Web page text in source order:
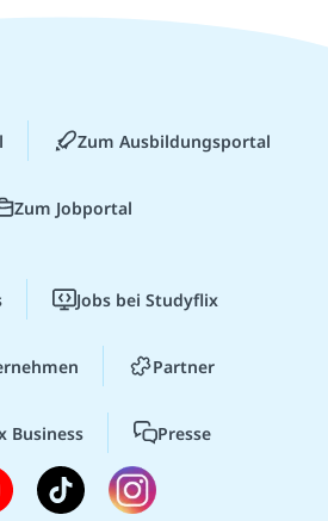
Zum Ausbildungsportal
Zum Jobportal
Jobs bei Studyflix
Partner
Business Presse